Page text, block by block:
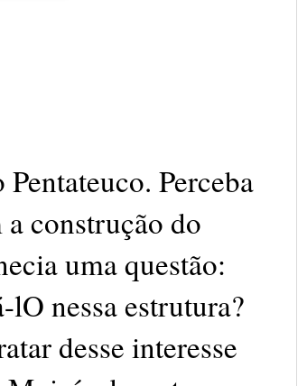
Perceba
construção do
uma questão:
nessa estrutura?
desse interesse